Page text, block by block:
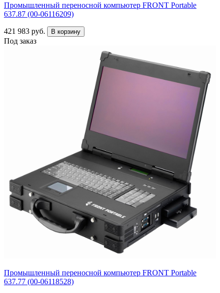
Промышленный переносной компьютер FRONT Portable
637.87 (00-06116209)
421 983 руб. В корзину
Под заказ
Промышленный переносной компьютер FRONT Portable
637.77 (00-06118528)